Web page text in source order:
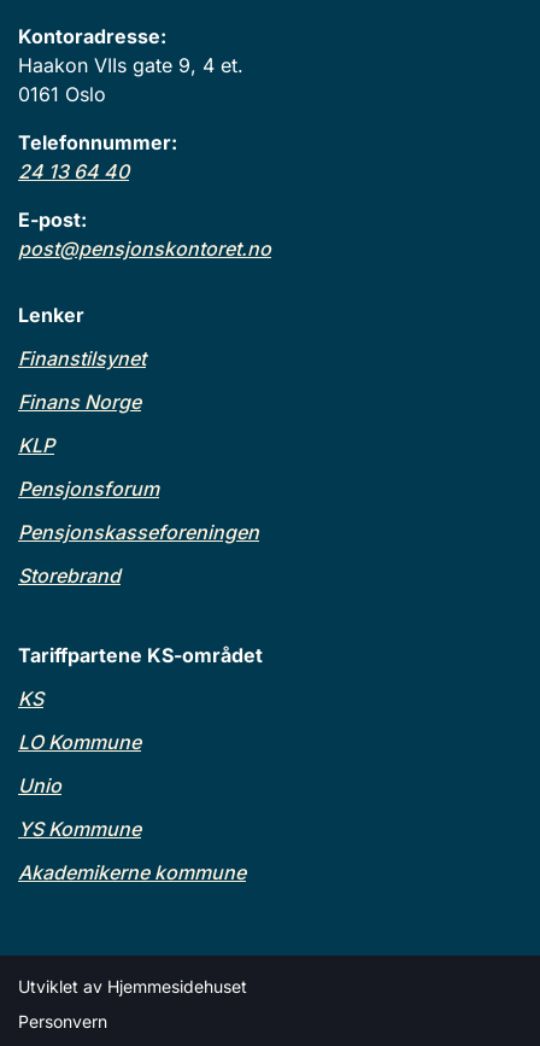
Kontoradresse:
Haakon VIIs gate 9, 4 et.
0161 Oslo
Telefonnummer:
24 13 64 40
E-post:
post@pensjonskontoret.no
Lenker
Finanstilsynet
Finans Norge
KLP
Pensjonsforum
Pensjonskasseforeningen
Storebrand
Tariffpartene KS-området
KS
LO Kommune
Unio
YS Kommune
Akademikerne kommune
Utviklet av Hjemmesidehuset
Personvern